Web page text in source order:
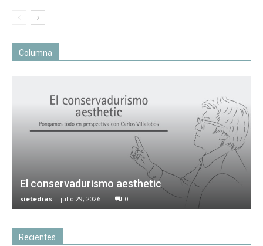
Columna
El conservadurismo aesthetic
sietedias - julio 29, 2026 0
Recientes